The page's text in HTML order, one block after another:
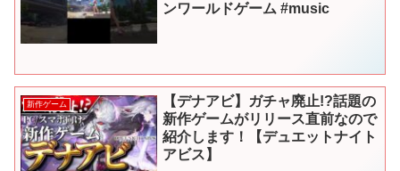
ンワールドゲーム #music
新作ゲーム
【デナアビ】ガチャ廃止!?話題の
新作ゲームがリリース直前なので
紹介します！【デュエットナイト
アビス】